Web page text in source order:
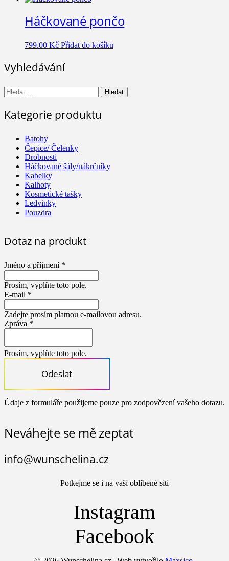
Háčkované pončo
799.00 Kč Přidat do košíku
Vyhledávání
Vyhledávání
Kategorie produktu
Batohy
Čepice/ Čelenky
Drobnosti
Háčkované šály/nákrčníky
Kabelky
Kalhoty
Kosmetické tašky
Ledvinky
Pouzdra
Dotaz na produkt
Jméno a příjmení *
Prosím, vyplňte toto pole.
E-mail *
Zadejte prosím platnou e-mailovou adresu.
Zpráva *
Prosím, vyplňte toto pole.
Odeslat
Údaje z formuláře použijeme pouze pro zodpovězení vašeho dotazu.
Neváhejte se mě zeptat
info@wunschelina.cz
Potkejme se i na vaší oblíbené síti
Instagram
Facebook